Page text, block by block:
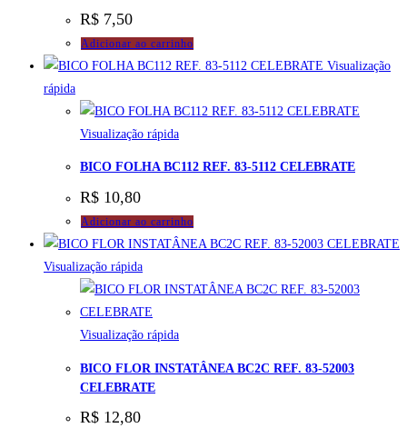
R$ 7,50
Adicionar ao carrinho
Visualização
rápida
Visualização rápida
BICO FOLHA BC112 REF. 83-5112 CELEBRATE
R$ 10,80
Adicionar ao carrinho
Visualização rápida
Visualização rápida
BICO FLOR INSTATÂNEA BC2C REF. 83-52003
CELEBRATE
R$ 12,80